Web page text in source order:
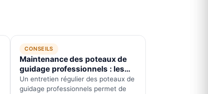
CONSEILS
Maintenance des poteaux de
guidage professionnels : les
bonnes pratiques.
Un entretien régulier des poteaux de
guidage professionnels permet de